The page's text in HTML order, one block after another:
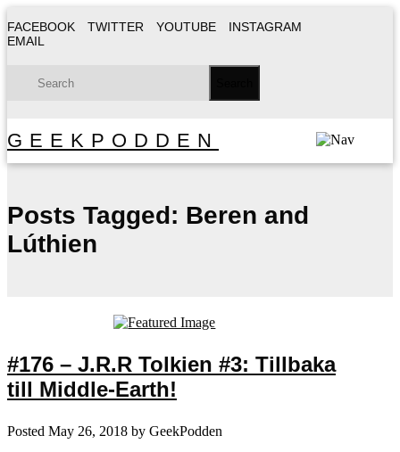
FACEBOOK TWITTER YOUTUBE
INSTAGRAM
EMAIL
GEEKPODDEN
Posts Tagged: Beren and
Lúthien
#176 – J.R.R Tolkien #3: Tillbaka
till Middle-Earth!
Posted May 26, 2018 by GeekPodden